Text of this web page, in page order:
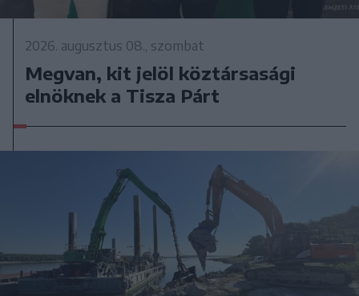
2026. augusztus 08., szombat
Megvan, kit jelöl köztársasági
elnöknek a Tisza Párt